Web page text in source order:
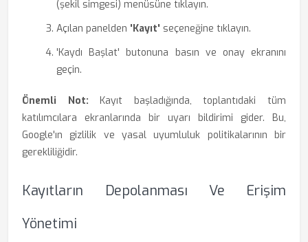
(şekil simgesi) menüsüne tıklayın.
Açılan panelden 'Kayıt' seçeneğine tıklayın.
'Kaydı Başlat' butonuna basın ve onay ekranını
geçin.
Önemli Not: Kayıt başladığında, toplantıdaki tüm
katılımcılara ekranlarında bir uyarı bildirimi gider. Bu,
Google'ın gizlilik ve yasal uyumluluk politikalarının bir
gerekliliğidir.
Kayıtların Depolanması Ve Erişim
Yönetimi